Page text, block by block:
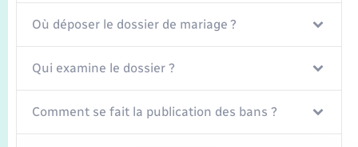
Où déposer le dossier de mariage ?
Qui examine le dossier ?
Comment se fait la publication des bans ?